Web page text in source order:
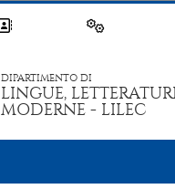
DIPARTIMENTO DI
LINGUE,
MODERNE - LILEC